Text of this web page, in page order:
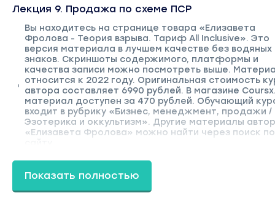
Лекция 9. Продажа по схеме ПСР
Вы находитесь на странице товара «Елизавета
Фролова - Теория взрыва. Тариф All Inclusive». Это
версия материала в лучшем качестве без водяных
знаков. Скриншоты содержимого, платформы и
качества записи можно посмотреть выше.
относится к 2022 году. Оригинальная стоимость
автора составляет 6990 рублей. В магазине
материал доступен за 470 рублей. Обучающий
входит в рубрику «Бизнес, менеджмент, продажи /
Эзотерика и оккультизм». Другие материалы
«Елизавета Фролова» можно найти через поиск по
Показать полностью